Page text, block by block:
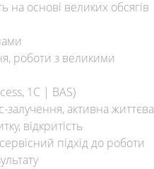
на основі великих обсягів
роботи з великими
1С | BAS)
залучення, активна життєва
відкритість
підхід до роботи